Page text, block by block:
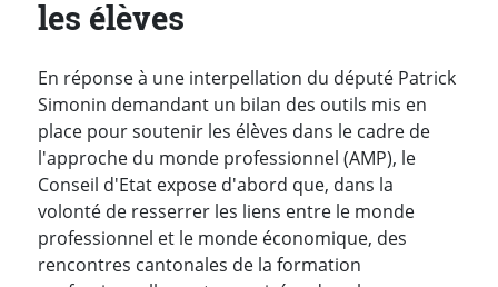
les élèves
En réponse à une interpellation du député Patrick
Simonin demandant un bilan des outils mis en
place pour soutenir les élèves dans le cadre de
l'approche du monde professionnel (AMP), le
Conseil d'Etat expose d'abord que, dans la
volonté de resserrer les liens entre le monde
professionnel et le monde économique, des
rencontres cantonales de la formation